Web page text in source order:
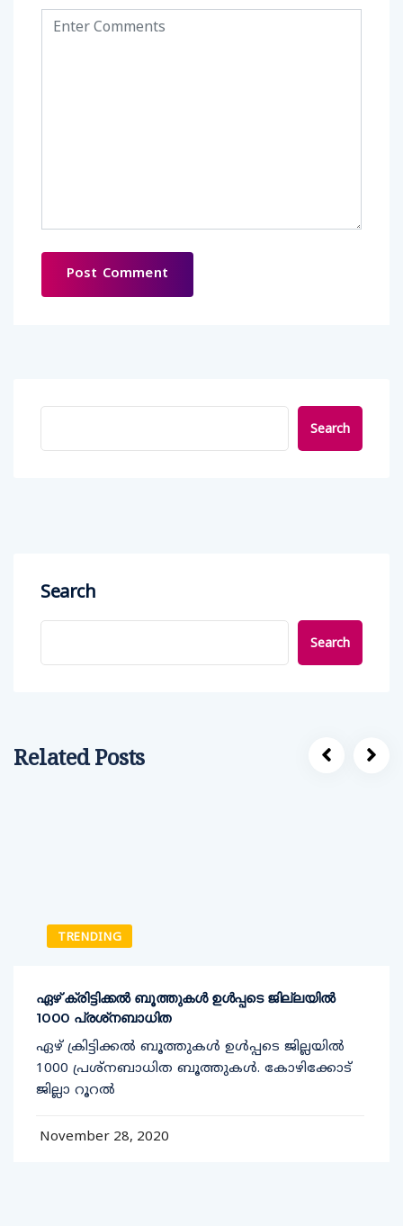
Search
Search
Search
Related Posts
TRENDING
ഏഴ് ക്രിട്ടിക്കല്‍ ബൂത്തുകള്‍ ഉള്‍പ്പടെ ജില്ലയില്‍
1000 പ്രശ്‌നബാധിത
ഏഴ് ക്രിട്ടിക്കല്‍ ബൂത്തുകള്‍ ഉള്‍പ്പടെ ജില്ലയില്‍
1000 പ്രശ്‌നബാധിത ബൂത്തുകള്‍. കോഴിക്കോട്
ജില്ലാ റൂറല്‍
November 28, 2020